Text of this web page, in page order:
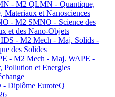
- M2 QLMN - Quantique,
Materiaux et Nanosciences
- M2 SMNO - Science des
et des Nano-Objets
- M2 Mech - Maj. Solids -
des Solides
- M2 Mech - Maj. WAPE -
Pollution et Energies
- Diplôme EuroteQ